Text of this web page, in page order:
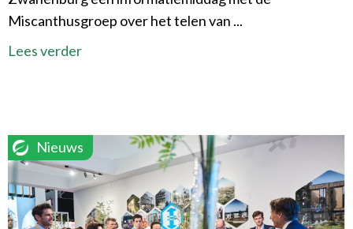
Miscanthusgroep over het telen van ...
Lees verder
Nieuws